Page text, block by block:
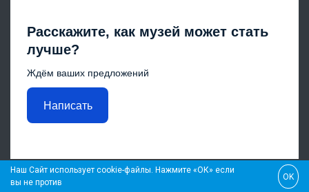
Расскажите, как музей может стать
лучше?
Ждём ваших предложений
Написать
Наш Сайт использует cookie-файлы. Нажмите «ОК» если
вы не против
OK